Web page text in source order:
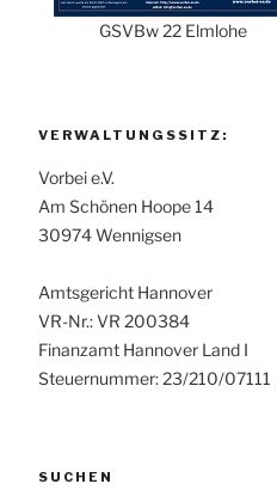
GSVBw 22 Elmlohe
VERWALTUNGSSITZ:
Vorbei e.V.
Am Schönen Hoope 14
30974 Wennigsen
Amtsgericht Hannover
VR-Nr.: VR 200384
Finanzamt Hannover Land I
Steuernummer: 23/210/07111
SUCHEN